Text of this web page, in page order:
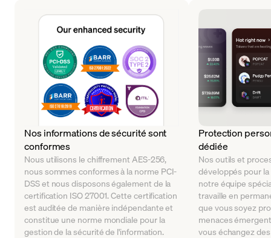
Nos informations de sécurité sont
conformes
Nous utilisons le chiffrement AES-256,
nous sommes conformes à la norme PCI-
DSS et nous disposons également de la
certification ISO 27001. Cette certification
est auditée de manière indépendante et
constitue une norme mondiale pour la
gestion de la sécurité de l'information.
Protection
dédiée
Nos outils et
développés pour
notre équipe
travaille en
que vous soyez
menaces
vous échangez